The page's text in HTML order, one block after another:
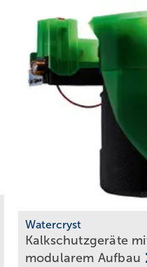
Watercryst
Kalkschutzgeräte
modularem Aufbau